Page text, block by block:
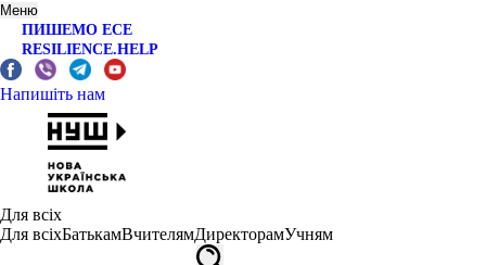
Меню
ПИШЕМО ЕСЕ
RESILIENCE.HELP
Напишіть нам
Для всіх
Для всіхБатькамВчителямДиректорамУчням